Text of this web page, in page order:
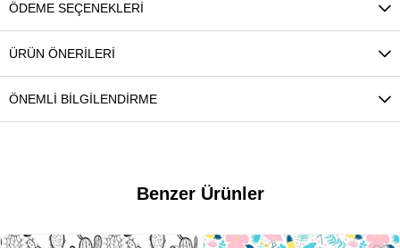
ÖDEME SEÇENEKLERI
ÜRÜN ÖNERILERI
ÖNEMLI BILGILENDIRME
Benzer Ürünler